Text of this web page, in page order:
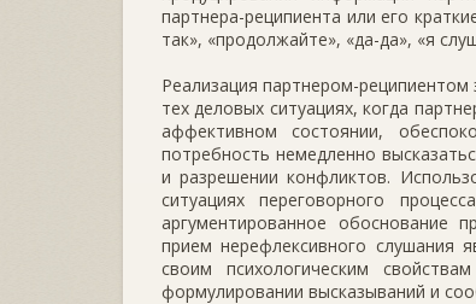
партнера-реципиента или его
так», «продолжайте», «да-да», «я
Реализация партнером-реципиентом
тех деловых ситуациях, когда
аффективном состоянии,
потребность немедленно
и разрешении конфликтов.
ситуациях переговорного
аргументированное обоснование
прием нерефлексивного слушания
своим психологическим
формулировании высказываний и